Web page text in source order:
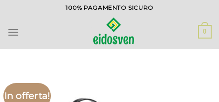
contenuti
100% PAGAMENTO SICURO
0
In offerta!